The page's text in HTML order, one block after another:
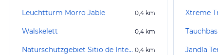
Leuchtturm Morro Jable 0,4 km
Walskelett 0,4 km
Naturschutzgebiet Sitio de Interés Científico Saladar del Matorral 0,4 km
Xtreme
Jandía